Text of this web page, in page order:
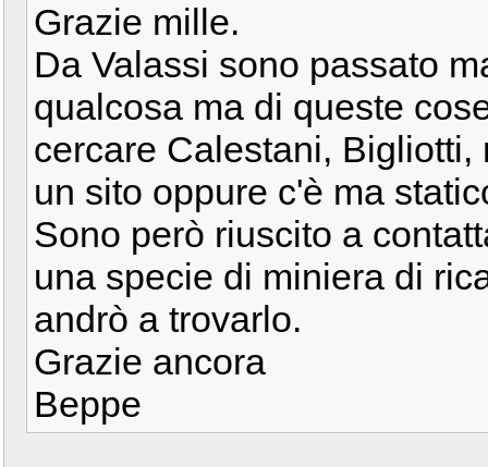
Grazie mille.
Da Valassi sono passato
qualcosa ma di queste
cercare Calestani,
un sito oppure c'è ma
Sono però riuscito a
una specie di miniera di
andrò a trovarlo.
Grazie ancora
Beppe